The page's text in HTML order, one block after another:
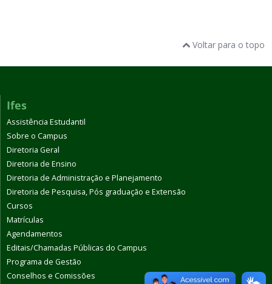
Voltar para o topo
Ifes
Assistência Estudantil
Sobre o Campus
Diretoria Geral
Diretoria de Ensino
Diretoria de Administração e Planejamento
Diretoria de Pesquisa, Pós graduação e Extensão
Cursos
Matrículas
Agendamentos
Editais/Chamadas Públicas do Campus
Programa de Gestão
Conselhos e Comissões